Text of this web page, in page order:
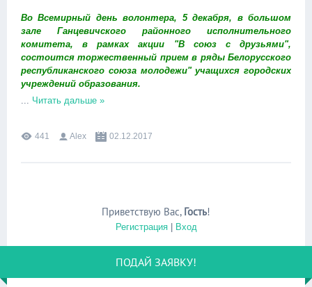
Во Всемирный день волонтера, 5 декабря, в большом
зале Ганцевичского районного исполнительного
комитета, в рамках акции "В союз с друзьями",
состоится торжественный прием в ряды Белорусского
республиканского союза молодежи" учащихся городских
учреждений образования.
Читать дальше »
441 Alex 02.12.2017
Приветствую Вас, Гость!
Регистрация| Вход
ПОДАЙ ЗАЯВКУ!